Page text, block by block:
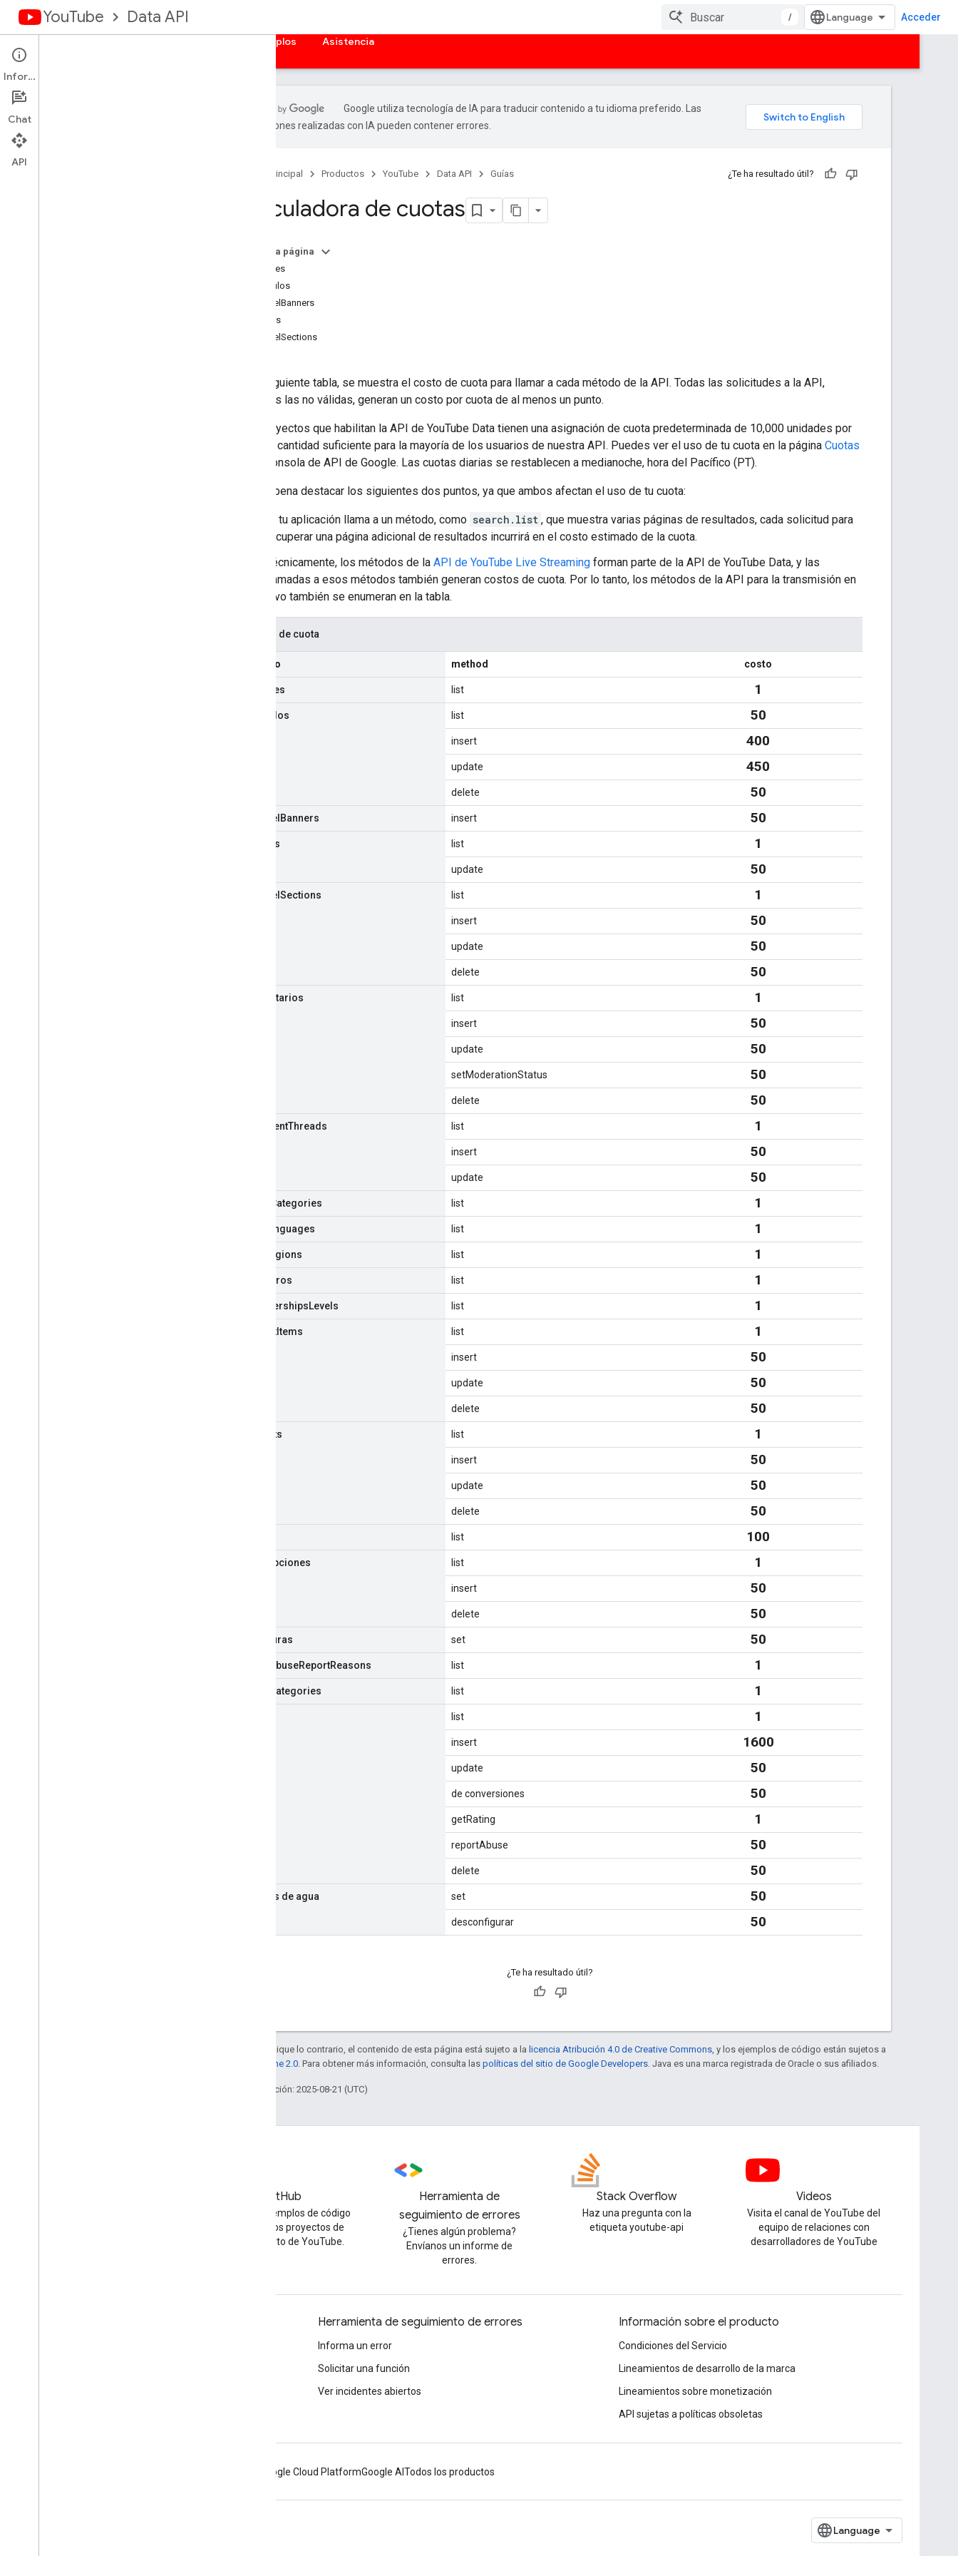
YouTube Data API / Acceder
Ejemplos Asistencia
Descripción general
Bibliotecas cliente
Google utiliza tecnología de IA para traducir contenido a tu idioma preferido. Las
traducciones realizadas con IA pueden contener errores.
Página principal Productos YouTube Data API Guías ¿Te ha resultado útil?
Calculadora de cuotas
En esta página
activities
subtítulos
channelBanners
canales
channelSections
En la siguiente tabla, se muestra el costo de cuota para llamar a cada método de la API. Todas las solicitudes a la API,
incluidas las no válidas, generan un costo por cuota de al menos un punto.
Los proyectos que habilitan la API de YouTube Data tienen una asignación de cuota predeterminada de 10,000 unidades por
día, una cantidad suficiente para la mayoría de los usuarios de nuestra API. Puedes ver el uso de tu cuota en la página Cuotas
de la Consola de API de Google. Las cuotas diarias se restablecen a medianoche, hora del Pacífico (PT).
Vale la pena destacar los siguientes dos puntos, ya que ambos afectan el uso de tu cuota:
Si tu aplicación llama a un método, como search.list , que muestra varias páginas de resultados, cada solicitud para
recuperar una página adicional de resultados incurrirá en el costo estimado de la cuota.
Técnicamente, los métodos de la API de YouTube Live Streaming forman parte de la API de YouTube Data, y las
llamadas a esos métodos también generan costos de cuota. Por lo tanto, los métodos de la API para la transmisión en
vivo también se enumeran en la tabla.
Costos de cuota
recurso method costo
activities list 1
subtítulos list 50
insert 400
update 450
delete 50
channel Banners insert 50
canales list 1
update 50
channel Sections list 1
insert 50
update 50
delete 50
comentarios list 1
insert 50
update 50
setModerationStatus 50
delete 50
commentThreads list 1
insert 50
update 50
Categories list 1
Languages list 1
Regions list 1
miembros list 1
membershipsLevels list 1
playlistItems list 1
insert 50
update 50
delete 50
playlists list 1
insert 50
update 50
delete 50
list 100
suscripciones list 1
insert 50
delete 50
Miniaturas set 50
AbuseReportReasons list 1
Categories list 1
list 1
insert 1600
update 50
de conversiones 50
getRating 1
reportAbuse 50
delete 50
marcas de agua set 50
desconfigurar 50
¿Te ha resultado útil?
Salvo que se indique lo contrario, el contenido de esta página está sujeto a la licencia Atribución 4.0 de Creative Commons , y los ejemplos de código están sujetos a
licencia Apache 2.0 . Para obtener más información, consulta las políticas del sitio de Google Developers . Java es una marca registrada de Oracle o sus afiliados.
Última actualización: 2025-08-21 (UTC)
GitHub
Encuentra ejemplos de código
de API y otros proyectos de
código abierto de YouTube.
Herramienta de
seguimiento de errores
¿Tienes algún problema?
Envíanos un informe de
errores.
Stack Overflow
Haz una pregunta con la
etiqueta youtube-api
Videos
Visita el canal de YouTube del
equipo de relaciones con
desarrolladores de YouTube
Herramienta de seguimiento de errores
Informa un error
Solicitar una función
Ver incidentes abiertos
Información sobre el producto
Condiciones del Servicio
Lineamientos de desarrollo de la marca
Lineamientos sobre monetización
API sujetas a políticas obsoletas
Google Cloud PlatformGoogle AI Todos los productos
Información
Chat
API